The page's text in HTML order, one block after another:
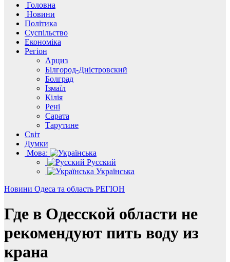
Головна
Новини
Політика
Суспільство
Економіка
Регіон
Арциз
Білгород-Дністровский
Болград
Ізмаїл
Кілія
Рені
Сарата
Тарутине
Світ
Думки
Мова:
Русский
Українська
Новини Одеса та область РЕГІОН
Где в Одесской области не
рекомендуют пить воду из
крана